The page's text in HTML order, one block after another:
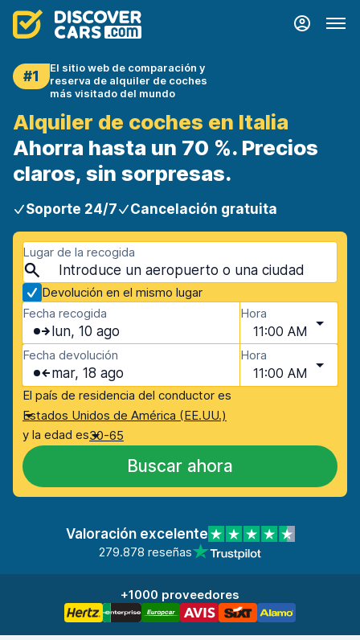
#1
El sitio web de comparación y
reserva de alquiler de coches
más visitado del mundo
Alquiler de coches en Italia
Ahorra hasta un 70 %. Precios
claros, sin sorpresas.
Soporte 24/7 Cancelación gratuita
Lugar de la recogida
Devolución en el mismo lugar
Fecha recogida
lun, 10 ago
Hora
11:00 AM
Fecha devolución
mar, 18 ago
Hora
11:00 AM
El país de residencia del conductor es
Estados Unidos de América (EE.UU.)
y la edad es30-65
Buscar ahora
Valoración excelente
279.878 reseñas
+1000 proveedores